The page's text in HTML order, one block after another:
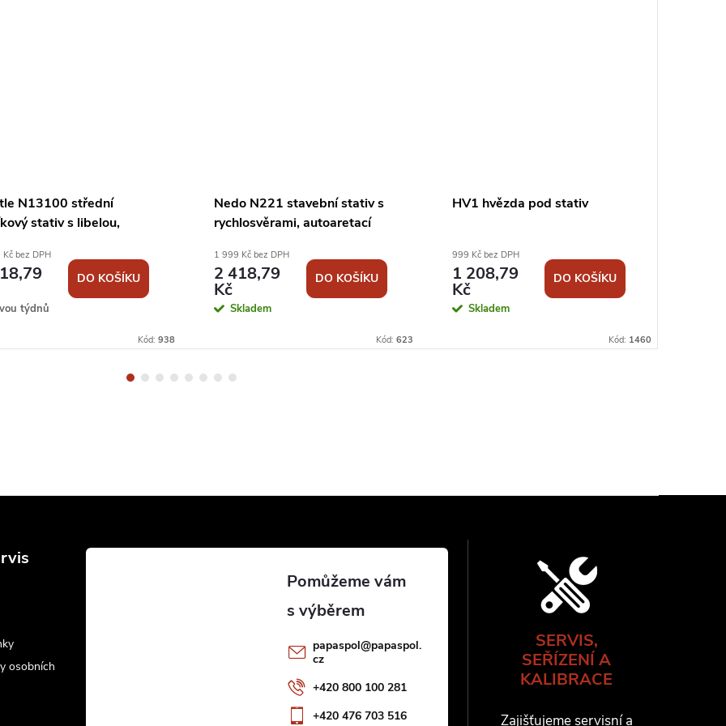
N13100 střední
stativ s libelou,
cm
bez DPH
týdnů
DO KOŠÍKU
Kód: 938
Nedo N221 stavební stativ s
rychlosvěrami, autoaretací
cm
1 999 Kč bez DPH
2 418,79
Kč
Skladem
DO KOŠÍKU
Kód: 623
HV1 hvězda pod stativ
999 Kč bez DPH
1 208,79
Kč
Skladem
DO KOŠÍKU
Kód: 1460
osobních
papaspol@papaspol.
cz
+420 800 100 281
+420 476 703 516
SERVIS,
SEŘÍZENÍ A
KALIBRACE
Zajišťujeme servisní a